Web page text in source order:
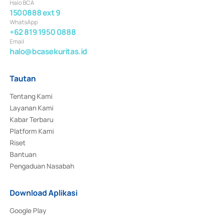
Halo BCA
1500888 ext 9
WhatsApp
+62 819 1950 0888
Email
halo@bcasekuritas.id
Tautan
Tentang Kami
Layanan Kami
Kabar Terbaru
Platform Kami
Riset
Bantuan
Pengaduan Nasabah
Download Aplikasi
Google Play